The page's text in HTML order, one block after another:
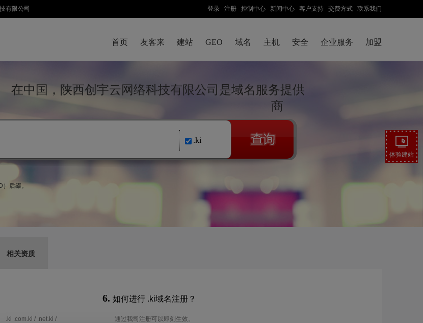
有限公司 登录 注册 控制中心 新闻中心 客户支持 交费方式 联系我们
首页 友客来 建站 GEO 域名 主机 安全 企业服务 加盟
在中国，陕西创宇云网络科技有限公司是域名服务提供
商
.ki
）后缀。
相关资质
.ki .com.ki / .net.ki /
6. 如何进行 .ki域名注册？
通过我司注册可以即刻生效。
体验建站